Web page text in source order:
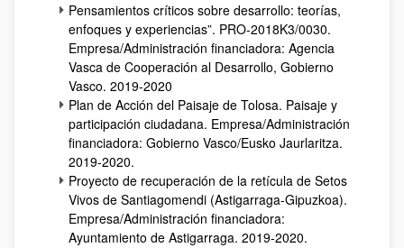
Pensamientos críticos sobre desarrollo: teorías,
enfoques y experiencias”. PRO-2018K3/0030.
Empresa/Administración financiadora: Agencia
Vasca de Cooperación al Desarrollo, Gobierno
Vasco. 2019-2020
Plan de Acción del Paisaje de Tolosa. Paisaje y
participación ciudadana. Empresa/Administración
financiadora: Gobierno Vasco/Eusko Jaurlaritza.
2019-2020.
Proyecto de recuperación de la retícula de Setos
Vivos de Santiagomendi (Astigarraga-Gipuzkoa).
Empresa/Administración financiadora:
Ayuntamiento de Astigarraga. 2019-2020.